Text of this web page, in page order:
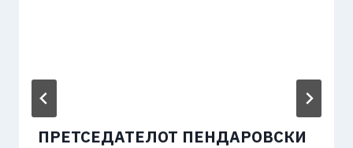
ПРЕТСЕДАТЕЛОТ ПЕНДАРОВСКИ